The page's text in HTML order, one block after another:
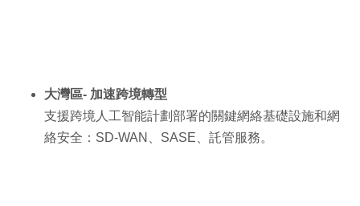
大灣區- 加速跨境轉型
支援跨境人工智能計劃部署的關鍵網絡基礎設施和網
絡安全：SD-WAN、SASE、託管服務。